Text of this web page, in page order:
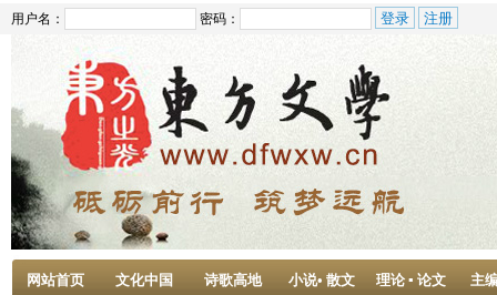
用户名： 密码：
网站首页 文化中国 诗歌高地 小说• 散文 理论 ▪ 论文 主